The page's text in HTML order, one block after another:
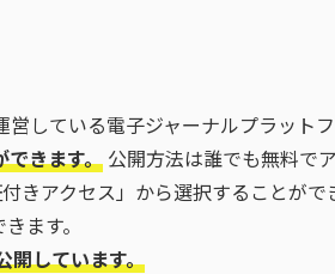
正
している電子ジャーナルプラットフ
できます。 公開方法は誰でも無料で
きアクセス」から選択することがで
ます。
開しています。